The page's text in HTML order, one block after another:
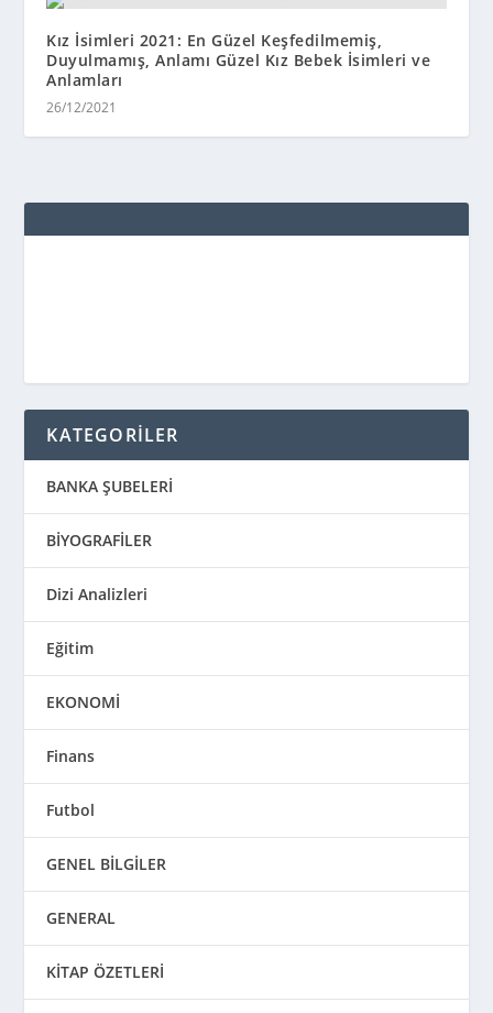
Kız İsimleri 2021: En Güzel Keşfedilmemiş,
Duyulmamış, Anlamı Güzel Kız Bebek İsimleri ve
Anlamları
26/12/2021
KATEGORİLER
BANKA ŞUBELERİ
BİYOGRAFİLER
Dizi Analizleri
Eğitim
EKONOMİ
Finans
Futbol
GENEL BİLGİLER
GENERAL
KİTAP ÖZETLERİ